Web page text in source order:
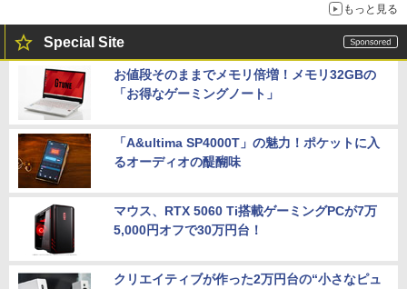
もっと見る
Special Site
お値段そのままでメモリ倍増！メモリ32GBの
「お得なゲーミングノート」
「A&ultima SP4000T」の魅力！ポケットに入
るオーディオの醍醐味
マウス、RTX 5060 Ti搭載ゲーミングPCが7万
5,000円オフで30万円台！
クリエイティブが作った2万円台の“小さなピュ